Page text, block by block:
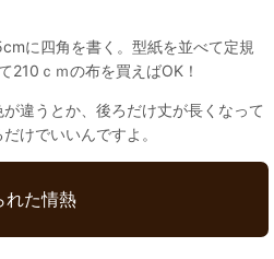
に四角を書く。型紙を並べて定規
ｃｍの布を買えばOK！
違うとか、後ろだけ丈が長くなって
けでいいんですよ。
れた情熱